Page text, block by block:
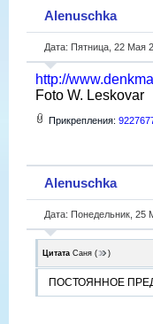
Alenuschka
Дата: Пятница, 22 Мая
http://
Foto W. Leskovar
Прикрепления:
Alenuschka
Дата: Понедельник, 25
Цитата Саня ( )
ПОСТОЯННОЕ